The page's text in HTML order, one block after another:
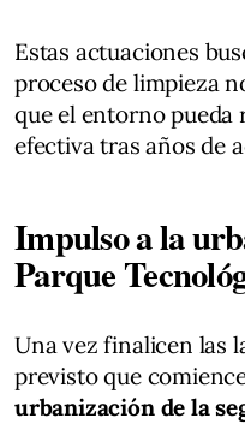
Estas actuaciones
proceso de limpieza
que el entorno pueda
efectiva tras años de
Impulso a la
Parque
Una vez finalicen las
previsto que
urbanización de la